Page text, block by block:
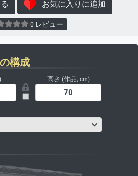
お気に入りに追加
0 レビュー
構成
高さ (作品, cm)